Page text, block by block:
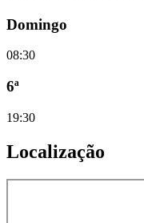
Domingo
08:30
6ª
19:30
Localização